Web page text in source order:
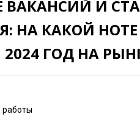
И
НА КАКОЙ НОТЕ
ГОД НА
работы